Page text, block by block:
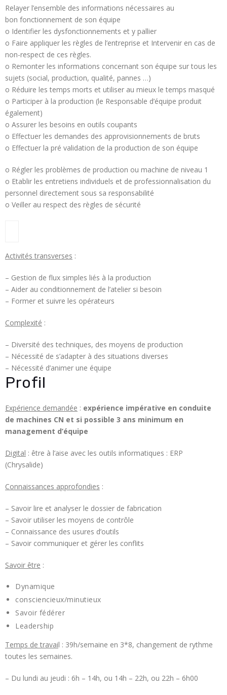
Relayer l’ensemble des informations nécessaires au
bon fonctionnement de son équipe
o Identifier les dysfonctionnements et y pallier
o Faire appliquer les règles de l’entreprise et Intervenir en cas de
non-respect de ces règles.
o Remonter les informations concernant son équipe sur tous les
sujets (social, production, qualité, pannes …)
o Réduire les temps morts et utiliser au mieux le temps masqué
o Participer à la production (le Responsable d’équipe produit
également)
o Assurer les besoins en outils coupants
o Effectuer les demandes des approvisionnements de bruts
o Effectuer la pré validation de la production de son équipe
o Régler les problèmes de production ou machine de niveau 1
o Etablir les entretiens individuels et de professionnalisation du
personnel directement sous sa responsabilité
o Veiller au respect des règles de sécurité
Activités transverses :
– Gestion de flux simples liés à la production
– Aider au conditionnement de l’atelier si besoin
– Former et suivre les opérateurs
Complexité :
– Diversité des techniques, des moyens de production
– Nécessité de s’adapter à des situations diverses
– Nécessité d’animer une équipe
Profil
Expérience demandée : expérience impérative en conduite
de machines CN et si possible 3 ans minimum en
management d’équipe
Digital : être à l’aise avec les outils informatiques : ERP
(Chrysalide)
Connaissances approfondies :
– Savoir lire et analyser le dossier de fabrication
– Savoir utiliser les moyens de contrôle
– Connaissance des usures d’outils
– Savoir communiquer et gérer les conflits
Savoir être :
Dynamique
consciencieux/minutieux
Savoir fédérer
Leadership
Temps de travail : 39h/semaine en 3*8, changement de rythme
toutes les semaines.
– Du lundi au jeudi : 6h – 14h, ou 14h – 22h, ou 22h – 6h00